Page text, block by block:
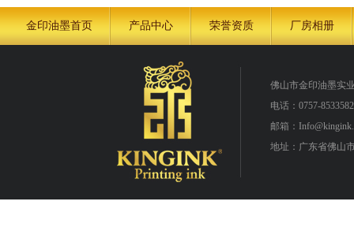
金印油墨首页 产品中心 荣誉资质 厂房相册
佛山市金印油墨实
电话：0757-
邮箱：
地址：广东省佛山